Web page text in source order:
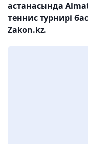
астанасында
теннис турнирі
Zakon.kz.